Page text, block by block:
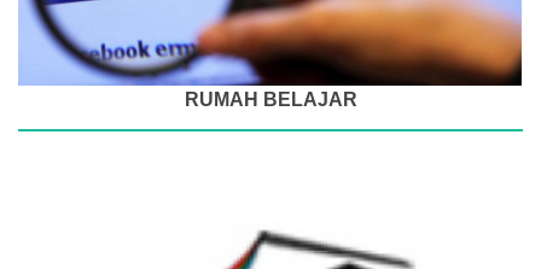
RUMAH BELAJAR